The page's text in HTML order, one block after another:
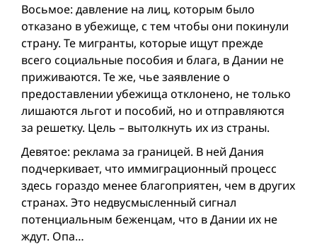
Восьмое: давление на лиц, которым было
отказано в убежище, с тем чтобы они покинули
страну. Те мигранты, которые ищут прежде
всего социальные пособия и блага, в Дании не
приживаются. Те же, чье заявление о
предоставлении убежища отклонено, не только
лишаются льгот и пособий, но и отправляются
за решетку. Цель – вытолкнуть их из страны.
Девятое: реклама за границей. В ней Дания
подчеркивает, что иммиграционный процесс
здесь гораздо менее благоприятен, чем в других
странах. Это недвусмысленный сигнал
потенциальным беженцам, что в Дании их не
ждут. Опа…